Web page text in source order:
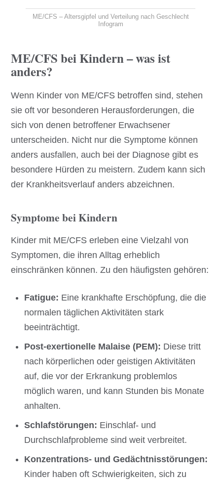
ME/CFS – Altersgipfel und Verteilung nach Geschlecht
Infogram
ME/CFS bei Kindern – was ist
anders?
Wenn Kinder von ME/CFS betroffen sind, stehen
sie oft vor besonderen Herausforderungen, die
sich von denen betroffener Erwachsener
unterscheiden. Nicht nur die Symptome können
anders ausfallen, auch bei der Diagnose gibt es
besondere Hürden zu meistern. Zudem kann sich
der Krankheitsverlauf anders abzeichnen.
Symptome bei Kindern
Kinder mit ME/CFS erleben eine Vielzahl von
Symptomen, die ihren Alltag erheblich
einschränken können. Zu den häufigsten gehören:
Fatigue: Eine krankhafte Erschöpfung, die die
normalen täglichen Aktivitäten stark
beeinträchtigt.
Post-exertionelle Malaise (PEM): Diese tritt
nach körperlichen oder geistigen Aktivitäten
auf, die vor der Erkrankung problemlos
möglich waren, und kann Stunden bis Monate
anhalten.
Schlafstörungen: Einschlaf- und
Durchschlafprobleme sind weit verbreitet.
Konzentrations- und Gedächtnisstörungen:
Kinder haben oft Schwierigkeiten, sich zu